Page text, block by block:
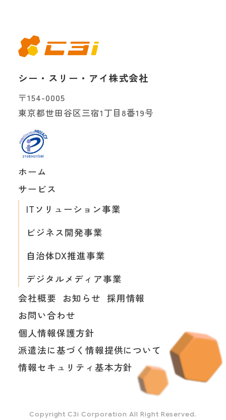
シー・スリー・アイ株式会社
〒154-0005
東京都世田谷区三宿1丁目8番19号
ホーム
サービス
ITソリューション事業
ビジネス開発事業
自治体DX推進事業
デジタルメディア事業
会社概要
お知らせ 採用情報
お問い合わせ
個人情報保護方針
派遣法に基づく情報提供について
情報セキュリティ基本方針
Copyright C3i Corporation All Right Reserved.